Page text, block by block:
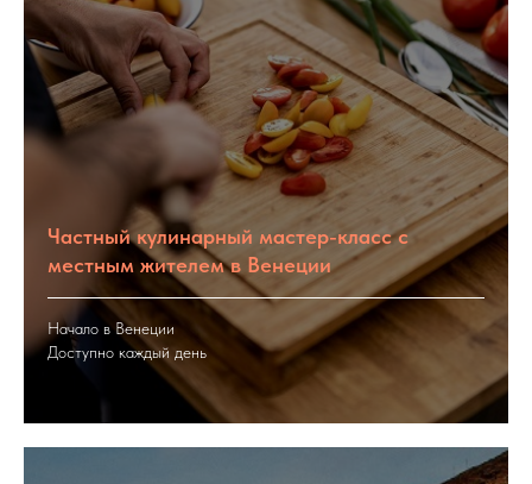
Частный кулинарный мастер-класс с
местным жителем в Венеции
Начало в Венеции
Доступно каждый день